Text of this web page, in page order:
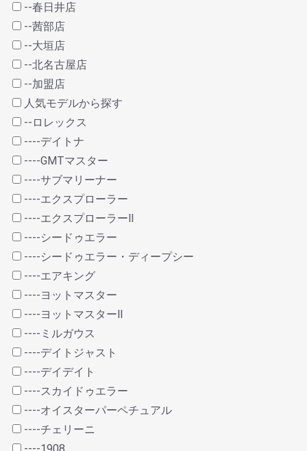
--春日井店
--茜部店
--大垣店
--北名古屋店
--加盟店
人気モデルから探す
--ロレックス
----デイトナ
----GMTマスター
----サブマリーナー
----エクスプローラー
----エクスプローラーⅡ
----シードゥエラー
----シードゥエラー・ディープシー
----エアキング
----ヨットマスター
----ヨットマスターⅡ
----ミルガウス
----デイトジャスト
----デイデイト
----スカイドゥエラー
----オイスターパーペチュアル
----チェリーニ